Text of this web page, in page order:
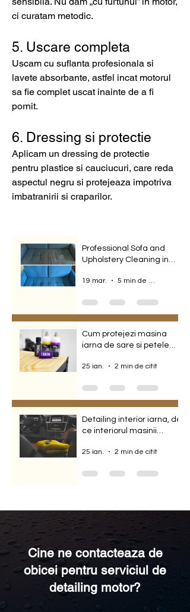
ci curatam metodic.
5. Uscare completa
Uscam cu suflanta profesionala si
lavete absorbante, astfel incat motorul
sa fie complet uscat inainte de a fi
pornit.
6. Dressing si protectie
Aplicam un dressing de protectie
pentru plastice si cauciucuri, care reda
aspectul negru si protejeaza impotriva
imbatranirii si craparilor.
Professional Sofa and
Upholstery Cleaning in
Results & Fast Booking
19 mar.
Cum protejezi masina
iarna de sare si petele
ceramica
25 ian. 2 min de citit
Detailing interior iarna, de
ce interiorul masinii
acest sezon
25 ian. 2 min de citit
Cine ne contacteaza de
obicei pentru serviciul de
detailing motor?